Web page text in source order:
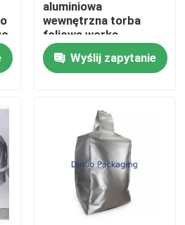
aluminiowa
wewnętrzna torba
foliowa worka
kontenerowego,
wkładka
światłoszczelna do
Wyślij zapytanie